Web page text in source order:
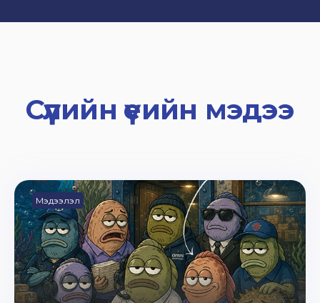
Сүүлийн үеийн мэдээ
Мэдээлэл